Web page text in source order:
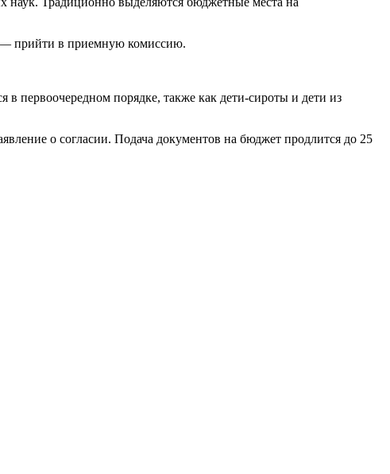
— прийти в приемную комиссию.
первоочередном порядке, также как дети-сироты и дети из
о согласии. Подача документов на бюджет продлится до 25